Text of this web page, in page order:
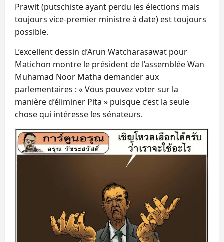
Prawit (putschiste ayant perdu les élections mais
toujours vice-premier ministre à date) est toujours
possible.
L’excellent dessin d’Arun Watcharasawat pour
Matichon montre le président de l’assemblée Wan
Muhamad Noor Matha demander aux
parlementaires : « Vous pouvez voter sur la
manière d’éliminer Pita » puisque c’est la seule
chose qui intéresse les sénateurs.